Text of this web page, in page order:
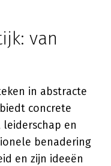
van
in abstracte
concrete
en
benadering
en zijn ideeën